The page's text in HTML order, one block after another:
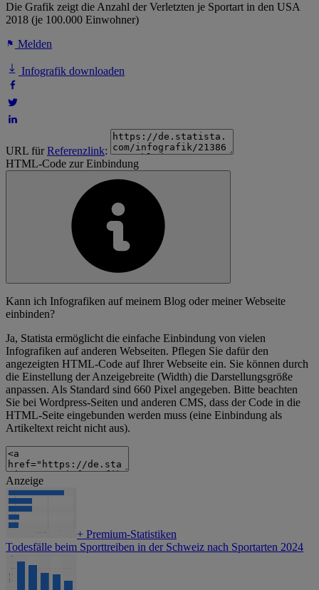
Die Grafik zeigt die Anzahl der Verletzten je Sportart in den USA
2018 (je 100.000 Einwohner)
Melden
Infografik downloaden
URL fürReferenzlink:
HTML-Code zur Einbindung
Kann ich Infografiken auf meinem Blog oder meiner Webseite
einbinden?
Ja, Statista ermöglicht die einfache Einbindung von vielen
Infografiken auf anderen Webseiten. Pflegen Sie dafür den
angezeigten HTML-Code auf Ihrer Webseite ein. Sie können durch
die Einstellung der Anzeigebreite (Width) die Darstellungsgröße
anpassen. Als Standard sind 660 Pixel angegeben. Bitte beachten
Sie bei Wordpress-Seiten und anderen CMS, dass der Code in die
HTML-Seite eingebunden werden muss (eine Einbindung als
Artikeltext reicht nicht aus).
Anzeige
+ Premium-Statistiken
Todesfälle beim Sporttreiben in der Schweiz nach Sportarten 2024